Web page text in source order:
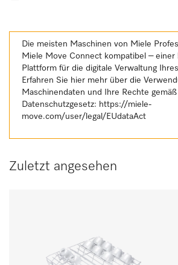
Die meisten Maschinen von Miele
Miele Move Connect kompatibel – einer
Plattform für die digitale Verwaltung
Erfahren Sie hier mehr über die
Maschinendaten und Ihre Rechte
Datenschutzgesetz: https://miele-
move.com/user/legal/EUdataAct
Zuletzt angesehen